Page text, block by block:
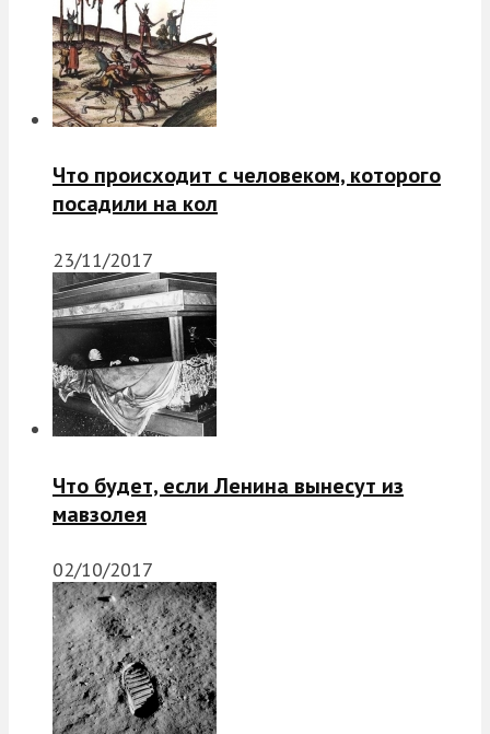
Что происходит с человеком, которого
посадили на кол
23/11/2017
Что будет, если Ленина вынесут из
мавзолея
02/10/2017